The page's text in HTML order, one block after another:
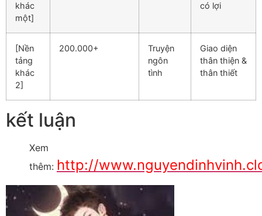
khác
một]
có lợi
[Nền
tảng
khác
2]
200.000+
Truyện
ngôn
tình
Giao diện
thân thiện &
thân thiết
kết luận
Xem
thêm: http://